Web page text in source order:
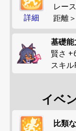
詳細
レー
距離＞
基礎
賢さ +
スキ
イベ
比類